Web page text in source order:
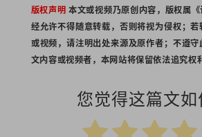
版权声明 本文或视频乃原创内容，版权属
经允许不得随意转载，否则将视为侵权；
或视频，请注明出处来源及原作者；不遵
文内容或视频者，本网站将保留依法追究权
您觉得这篇文如